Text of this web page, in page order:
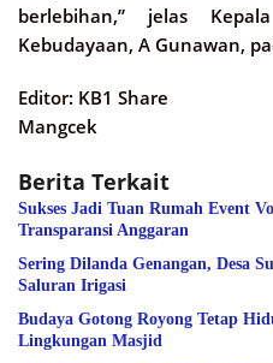
berlebihan,” jelas
Kebudayaan, A Gunawan,
Editor: KB1 Share
Mangcek
Berita Terkait
Sukses Jadi Tuan Rumah Event
Transparansi Anggaran
Sering Dilanda Genangan, Desa
Saluran Irigasi
Budaya Gotong Royong Tetap
Lingkungan Masjid